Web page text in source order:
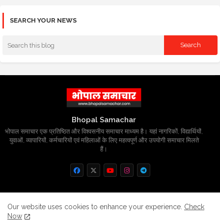
SEARCH YOUR NEWS
Bhopal Samachar
भोपाल समाचार एक प्रतिष्ठित और विश्वसनीय समाचार माध्यम है। यहां नागरिकों, विद्यार्थियों,
युवाओं, व्यापारियों, कर्मचारियों एवं महिलाओं के लिए महत्वपूर्ण और उपयोगी समाचार मिलते
हैं।
Home About Contact us
Privacy Policy
Our website uses cookies to enhance your experience. Check
Now